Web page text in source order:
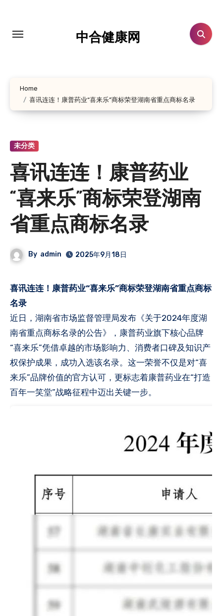
中合健康网
Home
喜讯连连！康普药业“喜来乐”商标荣登湖南省重点商标名录
未分类
喜讯连连！康普药业
“喜来乐”商标荣登湖南
省重点商标名录
By admin 2025年9月18日
喜讯连连！康普药业“喜来乐”商标荣登湖南省重点商标
名录
近日，湖南省市场监督管理局发布《关于2024年度湖
南省重点商标名录的公告》，康普药业旗下核心品牌
“喜来乐”凭借卓越的市场影响力、消费者口碑及知识产
权保护成果，成功入选该名录。这一荣誉不仅是对“喜
来乐”品牌价值的官方认可，更标志着康普药业在“打造
百年一笑堂”战略征程中迈出关键一步。